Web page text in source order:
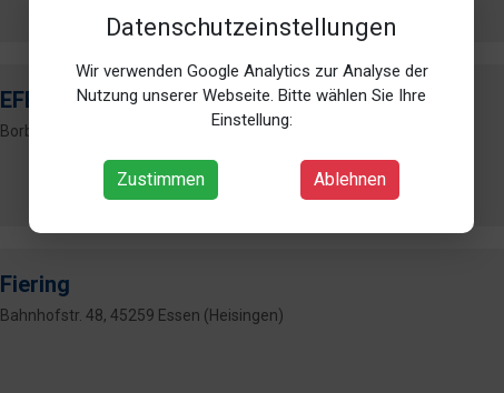
Datenschutzeinstellungen
Wir verwenden Google Analytics zur Analyse der
Nutzung unserer Webseite. Bitte wählen Sie Ihre
Einstellung:
Zustimmen Ablehnen
EFEU GmbH
Borbecker Str. 219, 45355 Essen (Borbeck)
Fiering
Bahnhofstr. 48, 45259 Essen (Heisingen)